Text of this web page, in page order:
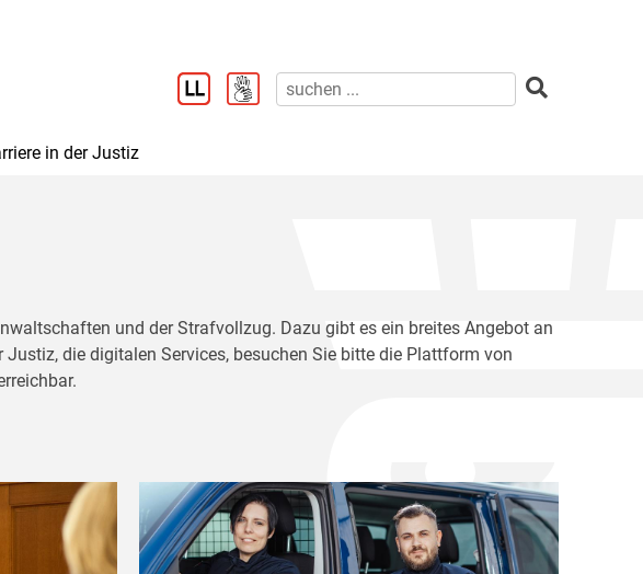
in der Justiz
und der Strafvollzug. Dazu gibt es ein breites Angebot an
die digitalen Services, besuchen Sie bitte die Plattform von